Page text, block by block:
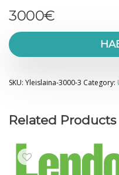
3000€
SKU: Yleislaina-3000-3 Category:
Related Products